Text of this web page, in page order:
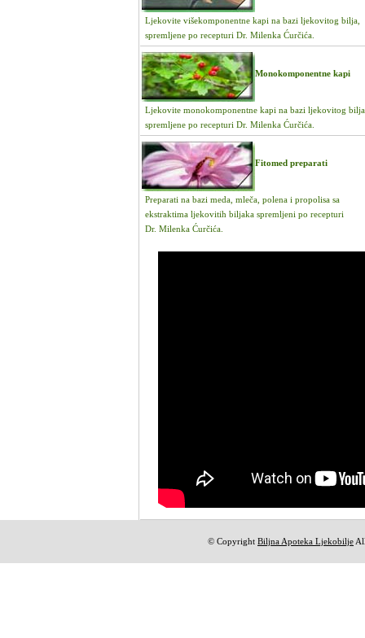
Ljekovite višekomponentne kapi na bazi ljekovitog bilja,
spremljene po recepturi Dr. Milenka Ćurčića.
Monokomponentne kapi
Ljekovite monokomponentne kapi na bazi ljekovitog
spremljene po recepturi Dr. Milenka Ćurčića.
Fitomed preparati
Preparati na bazi meda, mleča, polena i propolisa sa
ekstraktima ljekovitih biljaka spremljeni po recepturi
Dr. Milenka Ćurčića.
© Copyright Biljna Apoteka Ljekobilje